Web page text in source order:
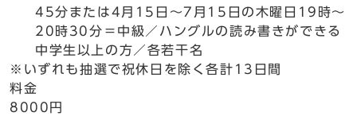
45分または4月15日～7月15日の木曜日19時～
20時30分＝中級／ハングルの読み書きができる
中学生以上の方／各若干名
※いずれも抽選で祝休日を除く各計13日間
料金
8000円